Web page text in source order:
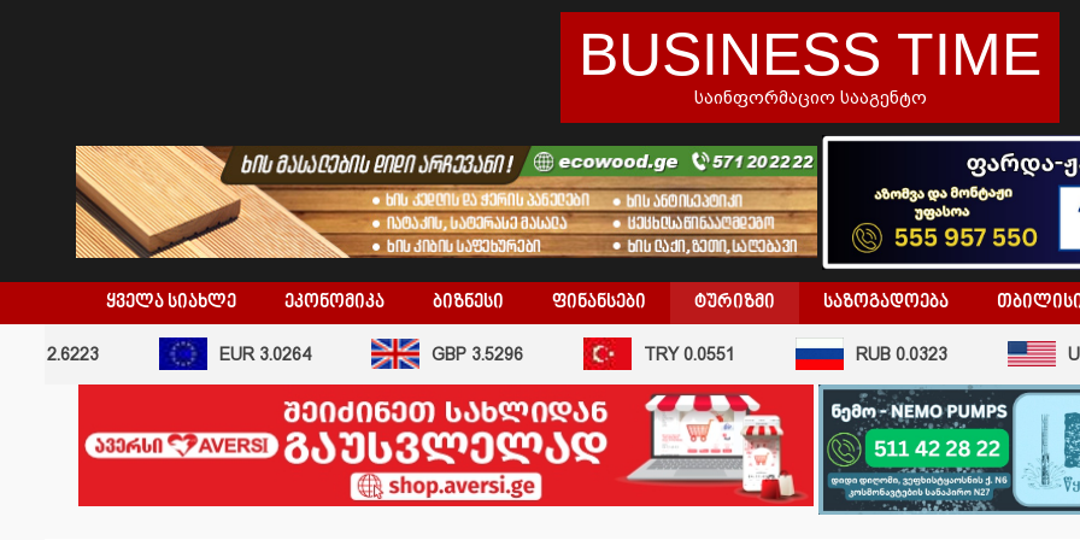
BUSINESS TIME
საინფორმაციო სააგენტო
ᲧᲕᲔᲚᲐ ᲡᲘᲐᲮᲚᲔ ᲔᲙᲝᲜᲝᲛᲘᲙᲐ ᲑᲘᲖᲜᲔᲡᲘ ᲤᲘᲜᲐᲜᲡᲔᲑᲘ ᲢᲣᲠᲘᲖᲛᲘ ᲡᲐᲖᲝᲒᲐᲓᲝᲔᲑᲐ
2.6223 EUR 3.0264 GBP 3.5296 TRY 0.0551 RUB 0.0323 USD